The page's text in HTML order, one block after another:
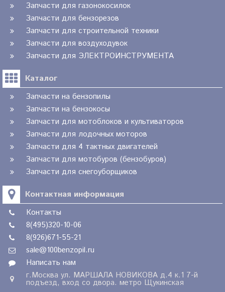
Запчасти для газонокосилок
Запчасти для бензорезов
Запчасти для строительной техники
Запчасти для воздуходувок
Запчасти для ЭЛЕКТРОИНСТРУМЕНТА
Каталог
Запчасти на бензопилы
Запчасти на бензокосы
Запчасти для мотоблоков и культиваторов
Запчасти для лодочных моторов
Запчасти для 4 тактных двигателей
Запчасти для мотобуров (бензобуров)
Запчасти для снегоуборщиков
Контактная информация
Контакты
8(495)320-10-06
8(926)671-55-21
sale@100benzopil.ru
Написать нам
г.Москва ул. МАРШАЛА НОВИКОВА д.4 к.1 7-й
подъезд, вход со двора. метро Щукинская